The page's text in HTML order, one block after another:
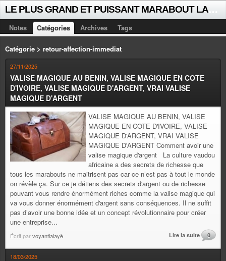
L
E PLUS GRAND ET PUISSANT MARABOUT LALAYE SORCIER VOYANT CELEBRE D'AFRIQUE INTERNATIONAL +229 +229 51021018
Notes Catégories Archives Tags
Catégorie > retour-affection-immediat
27/11/2025
VALISE MAGIQUE AU BENIN, VALISE MAGIQUE EN COTE
D'IVOIRE, VALISE MAGIQUE D'ARGENT, VRAI VALISE
MAGIQUE D'ARGENT
VALISE MAGIQUE AU BENIN, VALISE
MAGIQUE EN COTE D'IVOIRE, VALISE
MAGIQUE D'ARGENT, VRAI VALISE
MAGIQUE D'ARGENT Comment avoir une
valise magique d'argent La culture vaudou
africaine a des secrets de richesse que
tous les marabouts ne maitrisent pas car ce n’est pas à tout le monde
on révèle ça. Sur ce je détiens des secrets d'argent ou de richesse
pouvant vous rendre énormément riches comme la valise magique qui
va vous donner énormément d'argent sans conséquences. Il ne suffit
pas d’avoir une bonne idée et un concept révolutionnaire pour créer
une entreprise...
Écrit parvoyantlalayè Lire la suite 0
18/03/2025